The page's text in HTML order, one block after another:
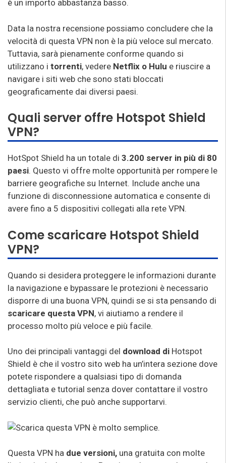
è un importo abbastanza basso.
Data la nostra recensione possiamo concludere che la
velocità di questa VPN non è la più veloce sul mercato.
Tuttavia, sarà pienamente conforme quando si
utilizzano i torrenti, vedere Netflix o Hulu e riuscire a
navigare i siti web che sono stati bloccati
geograficamente dai diversi paesi.
Quali server offre Hotspot Shield
VPN?
HotSpot Shield ha un totale di 3.200 server in più di 80
paesi. Questo vi offre molte opportunità per rompere le
barriere geografiche su Internet. Include anche una
funzione di disconnessione automatica e consente di
avere fino a 5 dispositivi collegati alla rete VPN.
Come scaricare Hotspot Shield
VPN?
Quando si desidera proteggere le informazioni durante
la navigazione e bypassare le protezioni è necessario
disporre di una buona VPN, quindi se si sta pensando di
scaricare questa VPN, vi aiutiamo a rendere il
processo molto più veloce e più facile.
Uno dei principali vantaggi del download di Hotspot
Shield è che il vostro sito web ha un’intera sezione dove
potete rispondere a qualsiasi tipo di domanda
dettagliata e tutorial senza dover contattare il vostro
servizio clienti, che può anche supportarvi.
Questa VPN ha due versioni, una gratuita con molte